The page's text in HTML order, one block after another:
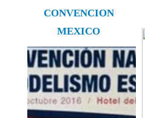
CONVENCION
MEXICO